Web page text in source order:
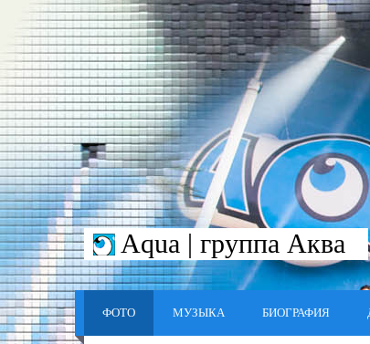
Aqua | группа Аква
ФОТО МУЗЫКА БИОГРАФИЯ